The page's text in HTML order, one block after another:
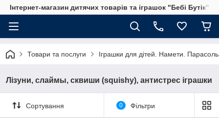
Інтернет-магазин дитячих товарів та іграшок "Бебі Бутік"
Товари та послуги Іграшки для дітей. Намети.
Лізуни, слаймы, сквиши (squishy), антистрес іграшки
Сортування 0 Фільтри